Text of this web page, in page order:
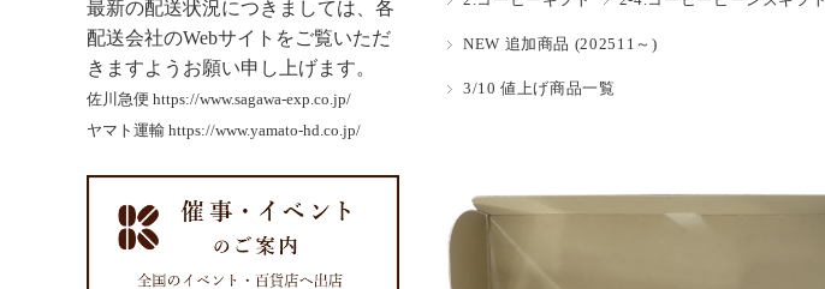
NEW 追加商品 (202511～)
3/10 値上げ商品一覧
最新の配送状況につきましては、各
配送会社のWebサイトをご覧いただ
きますようお願い申し上げます。
佐川急便 https://www.sagawa-exp.co.jp/
ヤマト運輸 https://www.yamato-hd.co.jp/